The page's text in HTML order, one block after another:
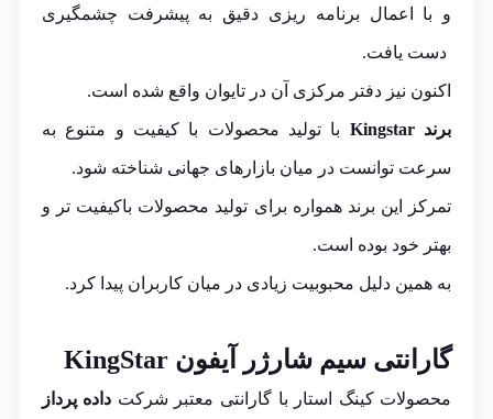
و با اعمال برنامه ریزی دقیق به پیشرفت چشمگیری
دست یافت.
اکنون نیز دفتر مرکزی آن در تایوان واقع شده است.
برند Kingstar با تولید محصولات با کیفیت و متنوع به
سرعت توانست در میان بازارهای جهانی شناخته شود.
تمرکز این برند همواره برای تولید محصولات باکیفیت تر و
بهتر خود بوده است.
به همین دلیل محبوبیت زیادی در میان کاربران پیدا کرد.
گارانتی سیم شارژر آیفون KingStar
محصولات کینگ استار با گارانتی معتبر شرکت داده پرداز